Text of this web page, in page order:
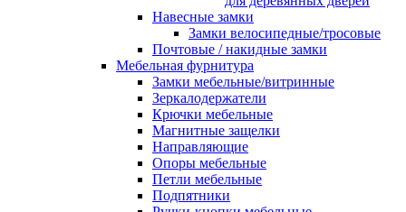
Навесные замки
Замки велосипедные/тросовые
Почтовые / накидные замки
Мебельная фурнитура
Замки мебельные/витринные
Зеркалодержатели
Крючки мебельные
Магнитные защелки
Направляющие
Опоры мебельные
Петли мебельные
Подпятники